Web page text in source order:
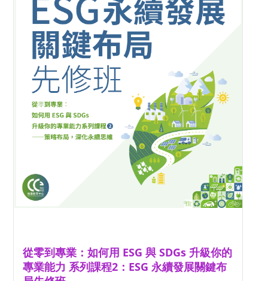
從零到專業：如何用 ESG 與 SDGs 升級你的
專業能力 系列課程2：ESG 永續發展關鍵布